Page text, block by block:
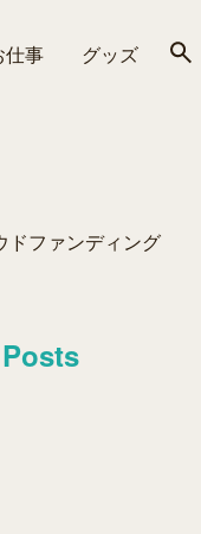
仕事 グッズ
ドファンディング